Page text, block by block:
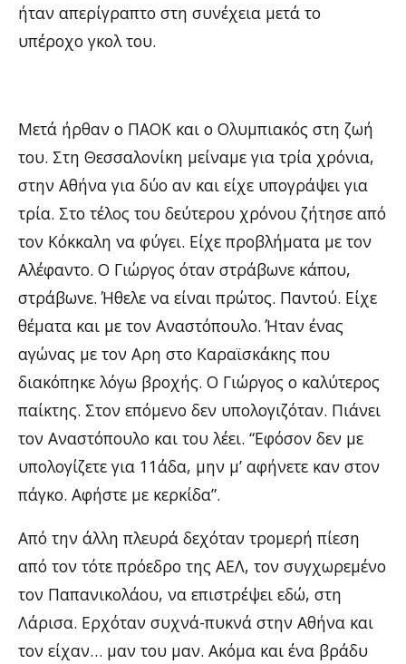
ήταν απερίγραπτο στη συνέχεια μετά το
υπέροχο γκολ του.
Μετά ήρθαν ο ΠΑΟΚ και ο Ολυμπιακός στη ζωή
του. Στη Θεσσαλονίκη μείναμε για τρία χρόνια,
στην Αθήνα για δύο αν και είχε υπογράψει για
τρία. Στο τέλος του δεύτερου χρόνου ζήτησε από
τον Κόκκαλη να φύγει. Είχε προβλήματα με τον
Αλέφαντο. Ο Γιώργος όταν στράβωνε κάπου,
στράβωνε. Ήθελε να είναι πρώτος. Παντού. Είχε
θέματα και με τον Αναστόπουλο. Ήταν ένας
αγώνας με τον Αρη στο Καραϊσκάκης που
διακόπηκε λόγω βροχής. Ο Γιώργος ο καλύτερος
παίκτης. Στον επόμενο δεν υπολογιζόταν. Πιάνει
τον Αναστόπουλο και του λέει. “Εφόσον δεν με
υπολογίζετε για 11άδα, μην μ’ αφήνετε καν στον
πάγκο. Αφήστε με κερκίδα”.
Από την άλλη πλευρά δεχόταν τρομερή πίεση
από τον τότε πρόεδρο της ΑΕΛ, τον συγχωρεμένο
τον Παπανικολάου, να επιστρέψει εδώ, στη
Λάρισα. Ερχόταν συχνά-πυκνά στην Αθήνα και
τον είχαν… μαν του μαν. Ακόμα και ένα βράδυ